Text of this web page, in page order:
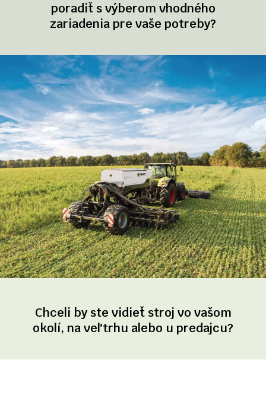
poradiť s výberom vhodného
zariadenia pre vaše potreby?
Chceli by ste vidieť stroj vo vašom
okolí, na veľtrhu alebo u predajcu?